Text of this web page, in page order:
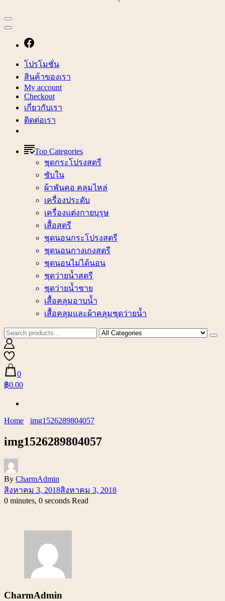
โปรโมชั่น
สินค้าของเรา
My account
Checkout
เกี่ยวกับเรา
ติดต่อเรา
Top Categories
ชุดกระโปรงสตรี
ซับใน
ผ้าพันคอ คลุมไหล่
เครื่องประดับ
เครื่องแต่งกายบุรุษ
เสื้อสตรี
ชุดนอนกระโปรงสตรี
ชุดนอนกางเกงสตรี
ชุดนอนไม่ได้นอน
ชุดว่ายน้ำสตรี
ชุดว่ายน้ำชาย
เสื้อคลุมอาบน้ำ
เสื้อคลุมและผ้าคลุมชุดว่ายน้ำ
0
฿0.00
Home img1526289804057
img1526289804057
By CharmAdmin
สิงหาคม 3, 2018สิงหาคม 3, 2018
0 minutes, 0 seconds Read
CharmAdmin